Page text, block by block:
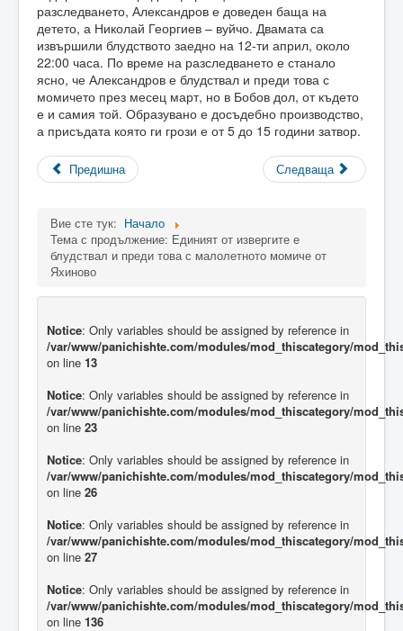
разследването, Александров е доведен баща на
детето, а Николай Георгиев – вуйчо. Двамата са
извършили блудството заедно на 12-ти април, около
22:00 часа. По време на разследването е станало
ясно, че Александров е блудствал и преди това с
момичето през месец март, но в Бобов дол, от където
е и самия той. Образувано е досъдебно производство,
а присъдата която ги грози е от 5 до 15 години затвор.
Предишна Следваща
Вие сте тук: Начало
Тема с продължение: Единият от извергите е
блудствал и преди това с малолетното момиче от
Яхиново
Notice: Only variables should be assigned by reference in
/var/www/panichishte.com/modules/mod_thiscategory/
on line 13
Notice: Only variables should be assigned by reference in
/var/www/panichishte.com/modules/mod_thiscategory/
on line 23
Notice: Only variables should be assigned by reference in
/var/www/panichishte.com/modules/mod_thiscategory/
on line 26
Notice: Only variables should be assigned by reference in
/var/www/panichishte.com/modules/mod_thiscategory/
on line 27
Notice: Only variables should be assigned by reference in
/var/www/panichishte.com/modules/mod_thiscategory/
on line 136